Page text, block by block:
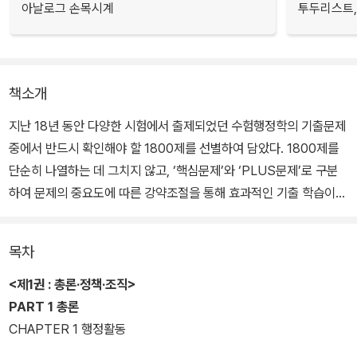
아날로그 손목시계
투두리스
책소개
지난 18년 동안 다양한 시험에서 출제되었던 수험행정학의 기출문제
중에서 반드시 확인해야 할 1800제를 선별하여 담았다. 1800제를
단순히 나열하는 데 그치지 않고, ‘핵심문제’와 ‘PLUS문제’로 구분
하여 문제의 중요도에 따른 강약조절을 통해 효과적인 기출 학습이
1800제 중에서도 반드시 체크해야 할 문제들은 인사혁신처가 출제
한 9급과 7급 문제 1100제로, 해당 문제들은 ‘핵심문제’로 묶어 진도
별로 배치했다. 인사혁신처의 기출문제는 출제위원들이 수험생들에
게 확인하고 싶은 주요 개념을 깔끔하고 세련되게 묻고 있기 때문에
목차
<제1권 : 총론·정책·조직>
PART 1 총론
CHAPTER 1 행정활동